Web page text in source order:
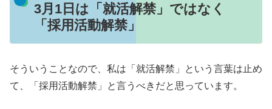
3月1日は「就活解禁」ではなく
「採用活動解禁」
そういうことなので、私は「就活解禁」という言葉は止め
て、「採用活動解禁」と言うべきだと思っています。